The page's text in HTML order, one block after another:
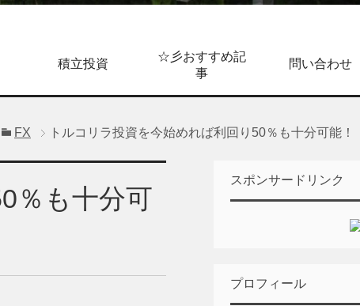
積立投資
☆彡おすすめ記
事
問い合わせ
FX トルコリラ投資を今始めれば利回り50％も十分可能！
％も十分可
スポンサードリンク
プロフィール